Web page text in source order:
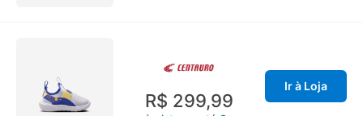
R$ 299,99
Ir à Loja